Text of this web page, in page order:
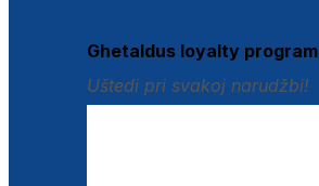
Ghetaldus loyalty program
Uštedi pri svakoj narudžbi!